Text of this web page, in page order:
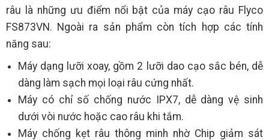
râu là những ưu điểm nổi bật của máy cạo râu Flyco
FS873VN. Ngoài ra sản phẩm còn tích hợp các tính
năng sau:
Máy dạng lưỡi xoay, gồm 2 lưỡi dao cạo sắc bén, dễ
dàng làm sạch mọi loại râu cứng nhất.
Máy có chỉ số chống nước IPX7, dễ dàng vệ sinh
dưới vòi nước hoặc cao râu khi tắm.
Máy chống kẹt râu thông minh nhờ Chip giảm sát